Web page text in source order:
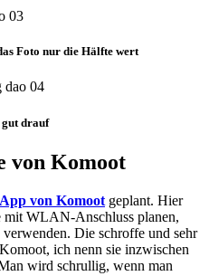
Foto nur die Hälfte wert
drauf
von Komoot
von Komoot geplant. Hier
mit WLAN-Anschluss planen,
Die schroffe und sehr
ich nenn sie inzwischen
wird schrullig, wenn man